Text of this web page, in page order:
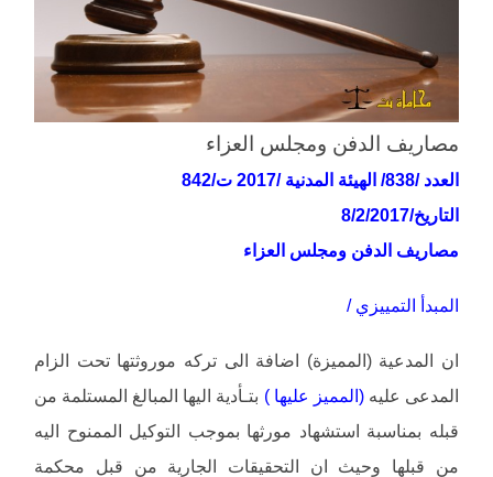
مصاريف الدفن ومجلس العزاء
العدد /838/ الهيئة المدنية /2017 ت/842
التاريخ/8/2/2017
مصاريف الدفن ومجلس العزاء
المبدأ التمييزي /
ان المدعية (المميزة) اضافة الى تركه موروثتها تحت الزام
المدعى عليه(المميز عليها ) بتـأدية اليها المبالغ المستلمة من
قبله بمناسبة استشهاد مورثها بموجب التوكيل الممنوح اليه
من قبلها وحيث ان التحقيقات الجارية من قبل محكمة